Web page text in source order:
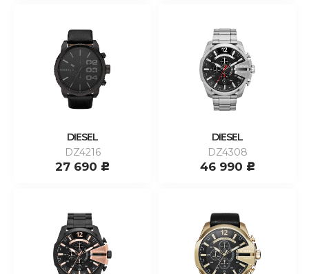
DIESEL
DZ4216
27 690 c
DIESEL
DZ4308
46 990 c